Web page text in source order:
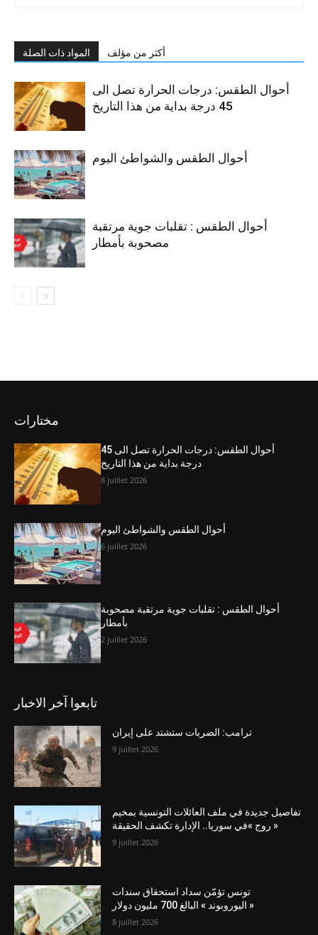
المواد ذات الصلة أكثر من مؤلف
أحوال الطقس: درجات الحرارة تصل الى
45 درجة بداية من هذا التاريخ
أحوال الطقس والشواطئ اليوم
أحوال الطقس : تقلبات جوية مرتقبة
مصحوبة بأمطار
مختارات
أحوال الطقس: درجات الحرارة تصل الى 45
درجة بداية من هذا التاريخ
8 juillet 2026
أحوال الطقس والشواطئ اليوم
6 juillet 2026
أحوال الطقس : تقلبات جوية مرتقبة مصحوبة
بأمطار
2 juillet 2026
تابعوا آخر الاخبار
ترامب: الضربات ستشتد على إيران
9 juillet 2026
تفاصيل جديدة في ملف العائلات التونسية بمخيم
« روج »في سوريا.. الإدارة تكشف الحقيقة
9 juillet 2026
تونس تؤمّن سداد استحقاق سندات
« اليوروبوند » البالغ 700 مليون دولار
8 juillet 2026